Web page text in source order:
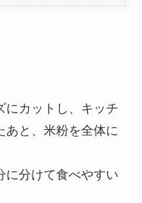
にカットし、キッチ
あと、米粉を全体に
分けて食べやすい